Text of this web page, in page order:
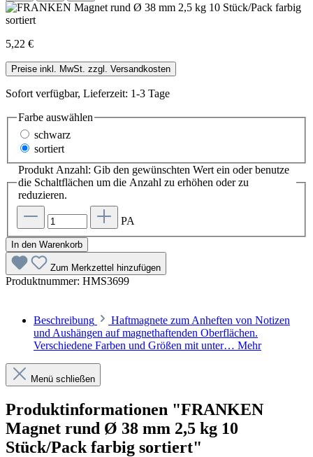
5,22 €
Preise inkl. MwSt. zzgl. Versandkosten
Sofort verfügbar, Lieferzeit: 1-3 Tage
Farbe auswählen
schwarz
sortiert
Produkt Anzahl: Gib den gewünschten Wert ein oder benutze
die Schaltflächen um die Anzahl zu erhöhen oder zu
reduzieren.
PA
In den Warenkorb
Zum Merkzettel hinzufügen
Produktnummer: HMS3699
Beschreibung
Haftmagnete zum Anheften von Notizen
und Aushängen auf magnethaftenden Oberflächen.
Verschiedene Farben und Größen mit unter… Mehr
Menü schließen
Produktinformationen "FRANKEN
Magnet rund Ø 38 mm 2,5 kg 10
Stück/Pack farbig sortiert"